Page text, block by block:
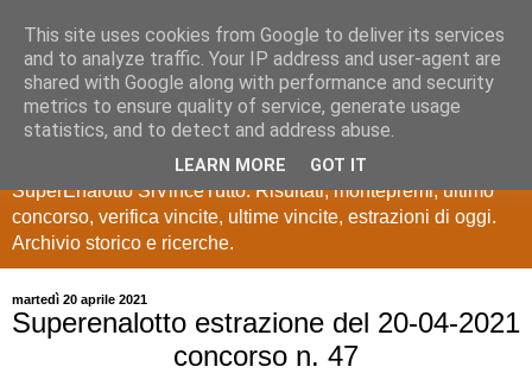
Estrazioni Lotto
SuperEnalotto
Ultime estrazioni di Lotto, SuperEnalotto, 10 e lotto,
SuperEnalotto SiVinceTutto. Risultati, montepremi, ultimo
concorso, verifica vincite, ultime vincite, estrazioni di oggi.
Archivio storico e ricerche.
martedì 20 aprile 2021
Superenalotto estrazione del 20-04-2021
concorso n. 47
This site uses cookies from Google to deliver its services
and to analyze traffic. Your IP address and user-agent are
shared with Google along with performance and security
metrics to ensure quality of service, generate usage
statistics, and to detect and address abuse.
LEARN MORE GOT IT